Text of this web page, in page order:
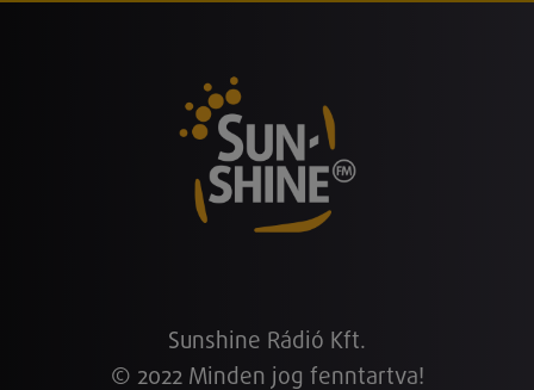
Sunshine Rádió Kft.
© 2022 Minden jog fenntartva!